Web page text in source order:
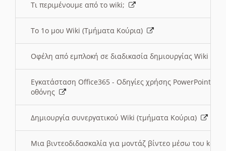
Τι περιμένουμε από το wiki;
Το 1ο μου Wiki (Τμήματα Κούρια)
Οφέλη από εμπλοκή σε διαδικασία δημιουργίας Wiki
Εγκατάσταση Office365 - Οδηγίες χρήσης PowerPoint
οθόνης
Δημιουργία συνεργατικού Wiki (τμήματα Κούρια)
Μια βιντεοδιδασκαλία για μοντάζ βίντεο μέσω του